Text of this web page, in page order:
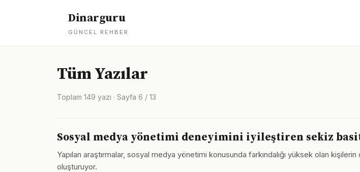
Dinarguru
GÜNCEL REHBER
Tüm Yazılar
Toplam 149 yazı · Sayfa 6 / 13
Sosyal medya yönetimi deneyimini iyileştiren sekiz
Yapılan araştırmalar, sosyal medya yönetimi konusunda farkındalığı yüksek olan
oluşturuyor.